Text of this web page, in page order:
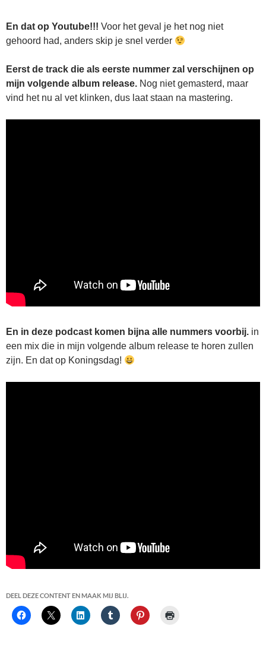
En dat op Youtube!!! Voor het geval je het nog niet
gehoord had, anders skip je snel verder
Eerst de track die als eerste nummer zal verschijnen op
mijn volgende album release. Nog niet gemasterd, maar
vind het nu al vet klinken, dus laat staan na mastering.
En in deze podcast komen bijna alle nummers voorbij. in
een mix die in mijn volgende album release te horen zullen
zijn. En dat op Koningsdag!
DEEL DEZE CONTENT EN MAAK MIJ BLIJ.